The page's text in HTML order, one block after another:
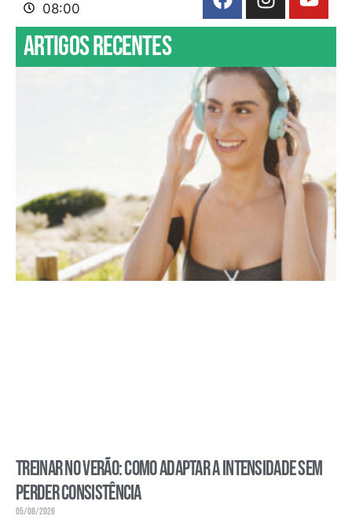
08:00
Artigos recentes
Treinar no verão: como adaptar a intensidade sem
perder consistência
05/08/2026